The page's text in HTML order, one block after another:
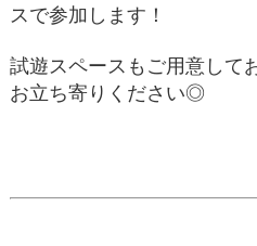
スで参加します！
試遊スペースもご用意して
お立ち寄りください◎